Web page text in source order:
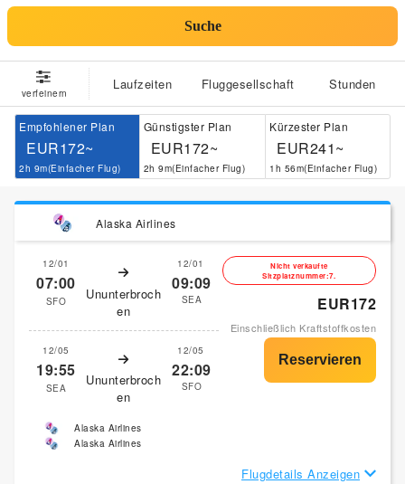
Suche
verfeinern
Laufzeiten Fluggesellschaft Stunden
Empfohlener Plan
EUR172~
2h 9m(Einfacher Flug)
Günstigster Plan
EUR172~
2h 9m(Einfacher Flug)
Kürzester Plan
EUR241~
1h 56m(Einfacher Flug)
Alaska Airlines
12/01
07:00
SFO
Ununterbroch
en
12/01
09:09
SEA
12/05
19:55
SEA
Ununterbroch
en
12/05
22:09
SFO
Nicht verkaufte
Sitzplatznummer:7.
EUR172
Einschließlich Kraftstoffkosten
Alaska Airlines
Alaska Airlines
Flugdetails Anzeigen